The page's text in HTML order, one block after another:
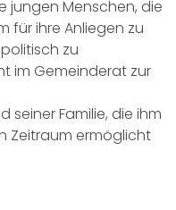
jungen Menschen, die
für ihre Anliegen zu
zu
im Gemeinderat zur
seiner Familie, die ihm
Zeitraum ermöglicht